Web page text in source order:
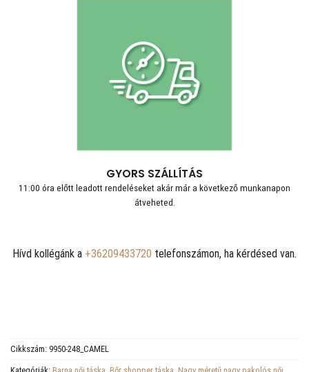
GYORS SZÁLLÍTÁS
11:00 óra előtt leadott rendeléseket akár már a következő munkanapon
átveheted.
Hívd kollégánk a +36209433720 telefonszámon, ha kérdésed van.
Cikkszám: 9950-248_CAMEL